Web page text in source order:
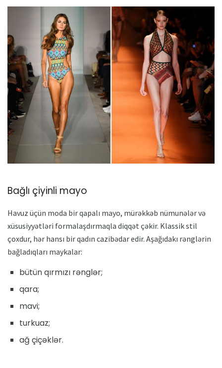
Bağlı çiyinli mayo
Havuz üçün moda bir qapalı mayo, mürəkkəb nümunələr və
xüsusiyyətləri formalaşdırmaqla diqqət çəkir. Klassik stil
çoxdur, hər hansı bir qadın cazibədar edir. Aşağıdakı rənglərin
bağladıqları maykalar:
bütün qırmızı rənglər;
qara;
mavi;
turkuaz;
ağ çiçəklər.